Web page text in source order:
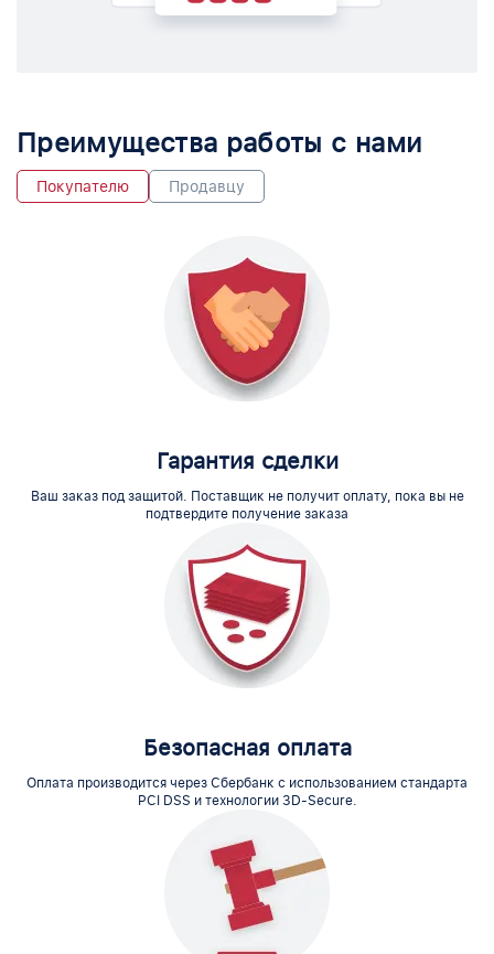
Преимущества работы с нами
Покупателю Продавцу
Гарантия сделки
Ваш заказ под защитой. Поставщик не получит оплату, пока вы не
подтвердите получение заказа
Безопасная оплата
Оплата производится через Сбербанк с использованием стандарта
PCI DSS и технологии 3D-Secure.